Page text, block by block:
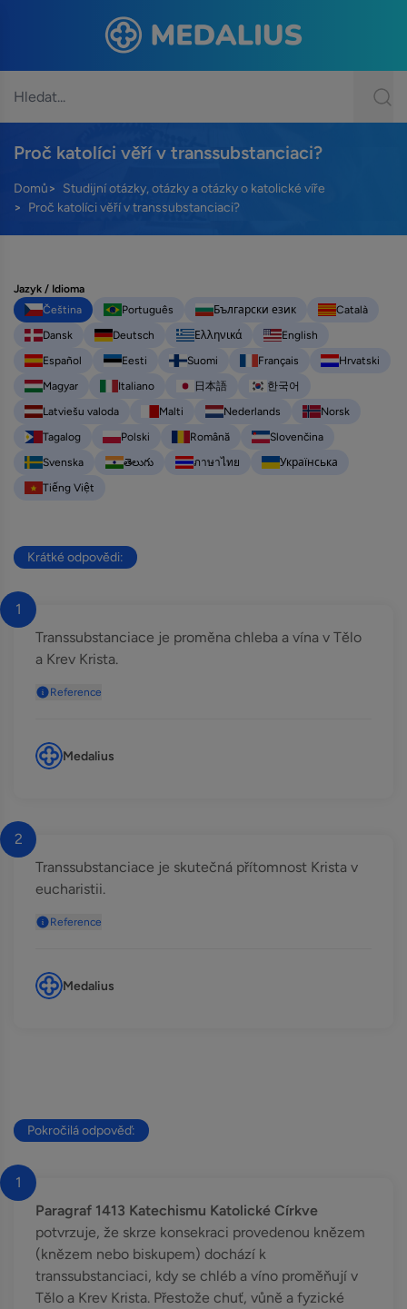
Proč katolíci věří v transsubstanciaci?
Domů
Studijní otázky, otázky a otázky o katolické víře
Proč katolíci věří v transsubstanciaci?
Jazyk / Idioma
Čeština
Português Български език
Català
Dansk
Deutsch Ελληνικά
English
Español
Eesti Suomi Français
Hrvatski
Magyar
Italiano 日本語
한국어
Latviešu valoda
Malti Nederlands
Norsk
Tagalog
Polski Română
Slovenčina
Svenska
తెలుగు ภาษาไทย
Українська
Tiếng Việt
Krátké odpovědi:
1
Transsubstanciace je proměna chleba a vína v Tělo
a Krev Krista.
Reference
Medalius
2
Transsubstanciace je skutečná přítomnost Krista v
eucharistii.
Reference
Medalius
Pokročilá odpověď:
1
Paragraf 1413 Katechismu Katolické Církve
potvrzuje, že skrze konsekraci provedenou knězem
(knězem nebo biskupem) dochází k
transsubstanciaci, kdy se chléb a víno proměňují v
Tělo a Krev Krista. Přestože chuť, vůně a fyzické